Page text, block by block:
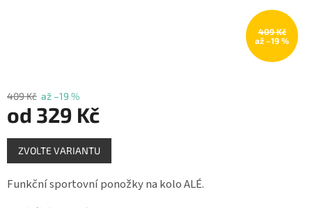
409 Kč
až –19 %
409 Kč až –19 %
od 329 Kč
Měrná
cena:
ZVOLTE VARIANTU
Funkční sportovní ponožky na kolo ALÉ.